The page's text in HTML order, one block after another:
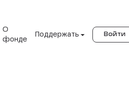
О
фонде
Поддержать Войти